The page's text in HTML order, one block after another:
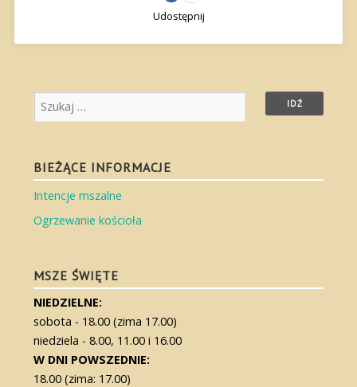
Udostępnij
BIEŻĄCE INFORMACJE
Intencje mszalne
Ogrzewanie kościoła
MSZE ŚWIĘTE
NIEDZIELNE:
sobota - 18.00 (zima 17.00)
niedziela - 8.00, 11.00 i 16.00
W DNI POWSZEDNIE:
18.00 (zima: 17.00)